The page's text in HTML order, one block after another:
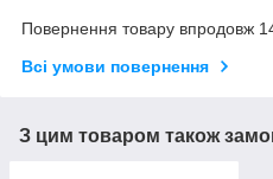
Повернення товару впродовж
Всі умови повернення
З цим товаром також